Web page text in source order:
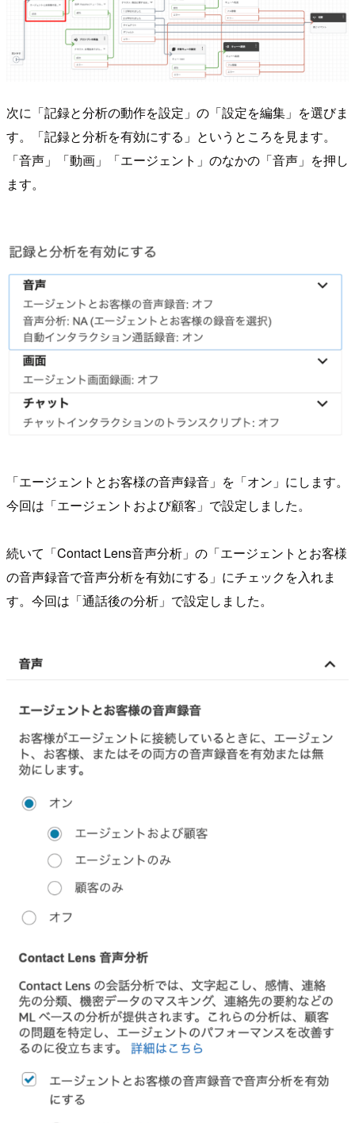
次に「記録と分析の動作を設定」の「設定を編集」を選びま
す。「記録と分析を有効にする」というところを見ます。
「音声」「動画」「エージェント」のなかの「音声」を押し
ます。
「エージェントとお客様の音声録音」を「オン」にします。
今回は「エージェントおよび顧客」で設定しました。
続いて「Contact Lens音声分析」の「エージェントとお客様
の音声録音で音声分析を有効にする」にチェックを入れま
す。今回は「通話後の分析」で設定しました。